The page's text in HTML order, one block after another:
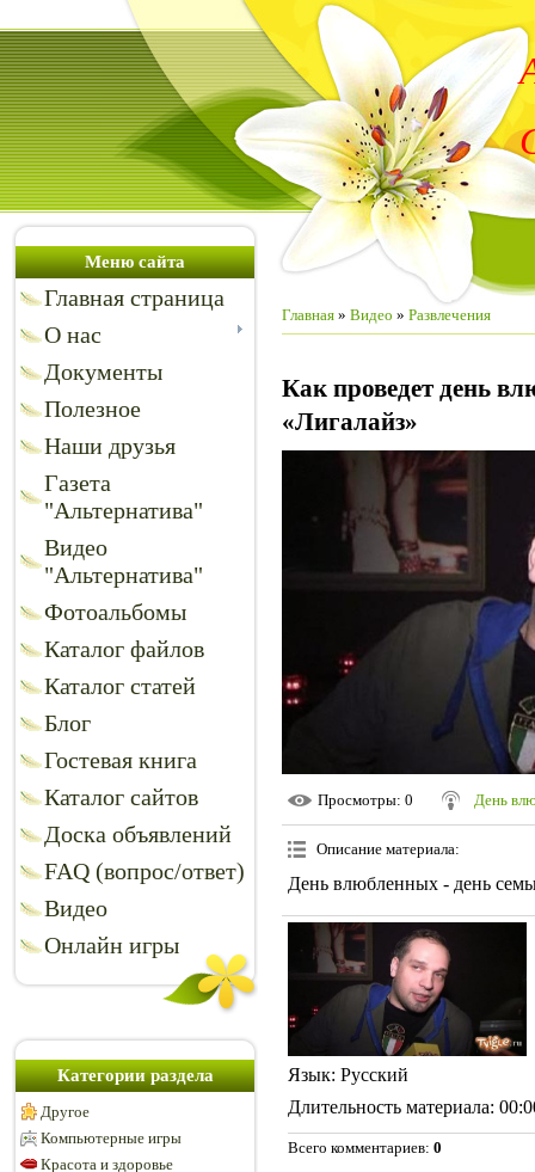
Меню сайта
Главная страница
О нас
Документы
Полезное
Наши друзья
Газета
"Альтернатива"
Видео
"Альтернатива"
Фотоальбомы
Каталог файлов
Каталог статей
Блог
Гостевая книга
Каталог сайтов
Доска объявлений
FAQ (вопрос/ответ)
Видео
Онлайн игры
Категории раздела
Другое
Компьютерные игры
Красота и здоровье
Главная » Видео » Развлечения
Как проведет день
«Лигалайз»
Просмотры: 0 День
Описание материала:
День влюбленных - день
Язык: Русский
Длительность материала:
Всего комментариев: 0